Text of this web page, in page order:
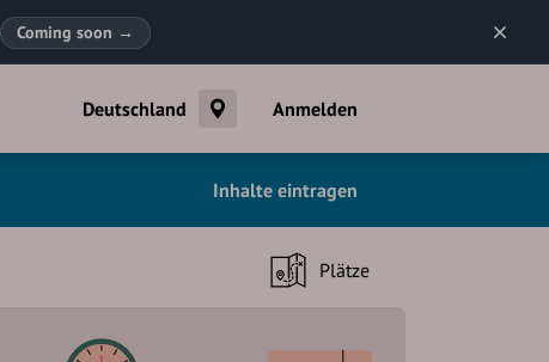
Coming soon →
Deutschland Anmelden
Inhalte eintragen
Plätze